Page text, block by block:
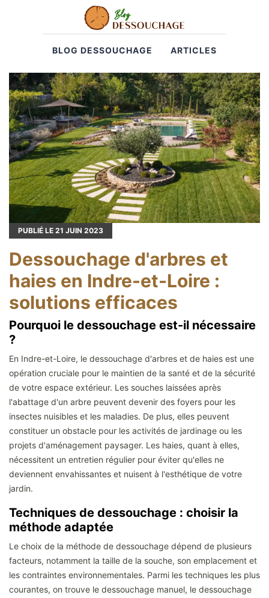
BLOG DESSOUCHAGE ARTICLES
PUBLIÉ LE 21 JUIN 2023
Dessouchage d'arbres et
haies en Indre-et-Loire :
solutions efficaces
Pourquoi le dessouchage est-il nécessaire
?
En Indre-et-Loire, le dessouchage d'arbres et de haies est une
opération cruciale pour le maintien de la santé et de la sécurité
de votre espace extérieur. Les souches laissées après
l'abattage d'un arbre peuvent devenir des foyers pour les
insectes nuisibles et les maladies. De plus, elles peuvent
constituer un obstacle pour les activités de jardinage ou les
projets d'aménagement paysager. Les haies, quant à elles,
nécessitent un entretien régulier pour éviter qu'elles ne
deviennent envahissantes et nuisent à l'esthétique de votre
jardin.
Techniques de dessouchage : choisir la
méthode adaptée
Le choix de la méthode de dessouchage dépend de plusieurs
facteurs, notamment la taille de la souche, son emplacement et
les contraintes environnementales. Parmi les techniques les plus
courantes, on trouve le dessouchage manuel, le dessouchage